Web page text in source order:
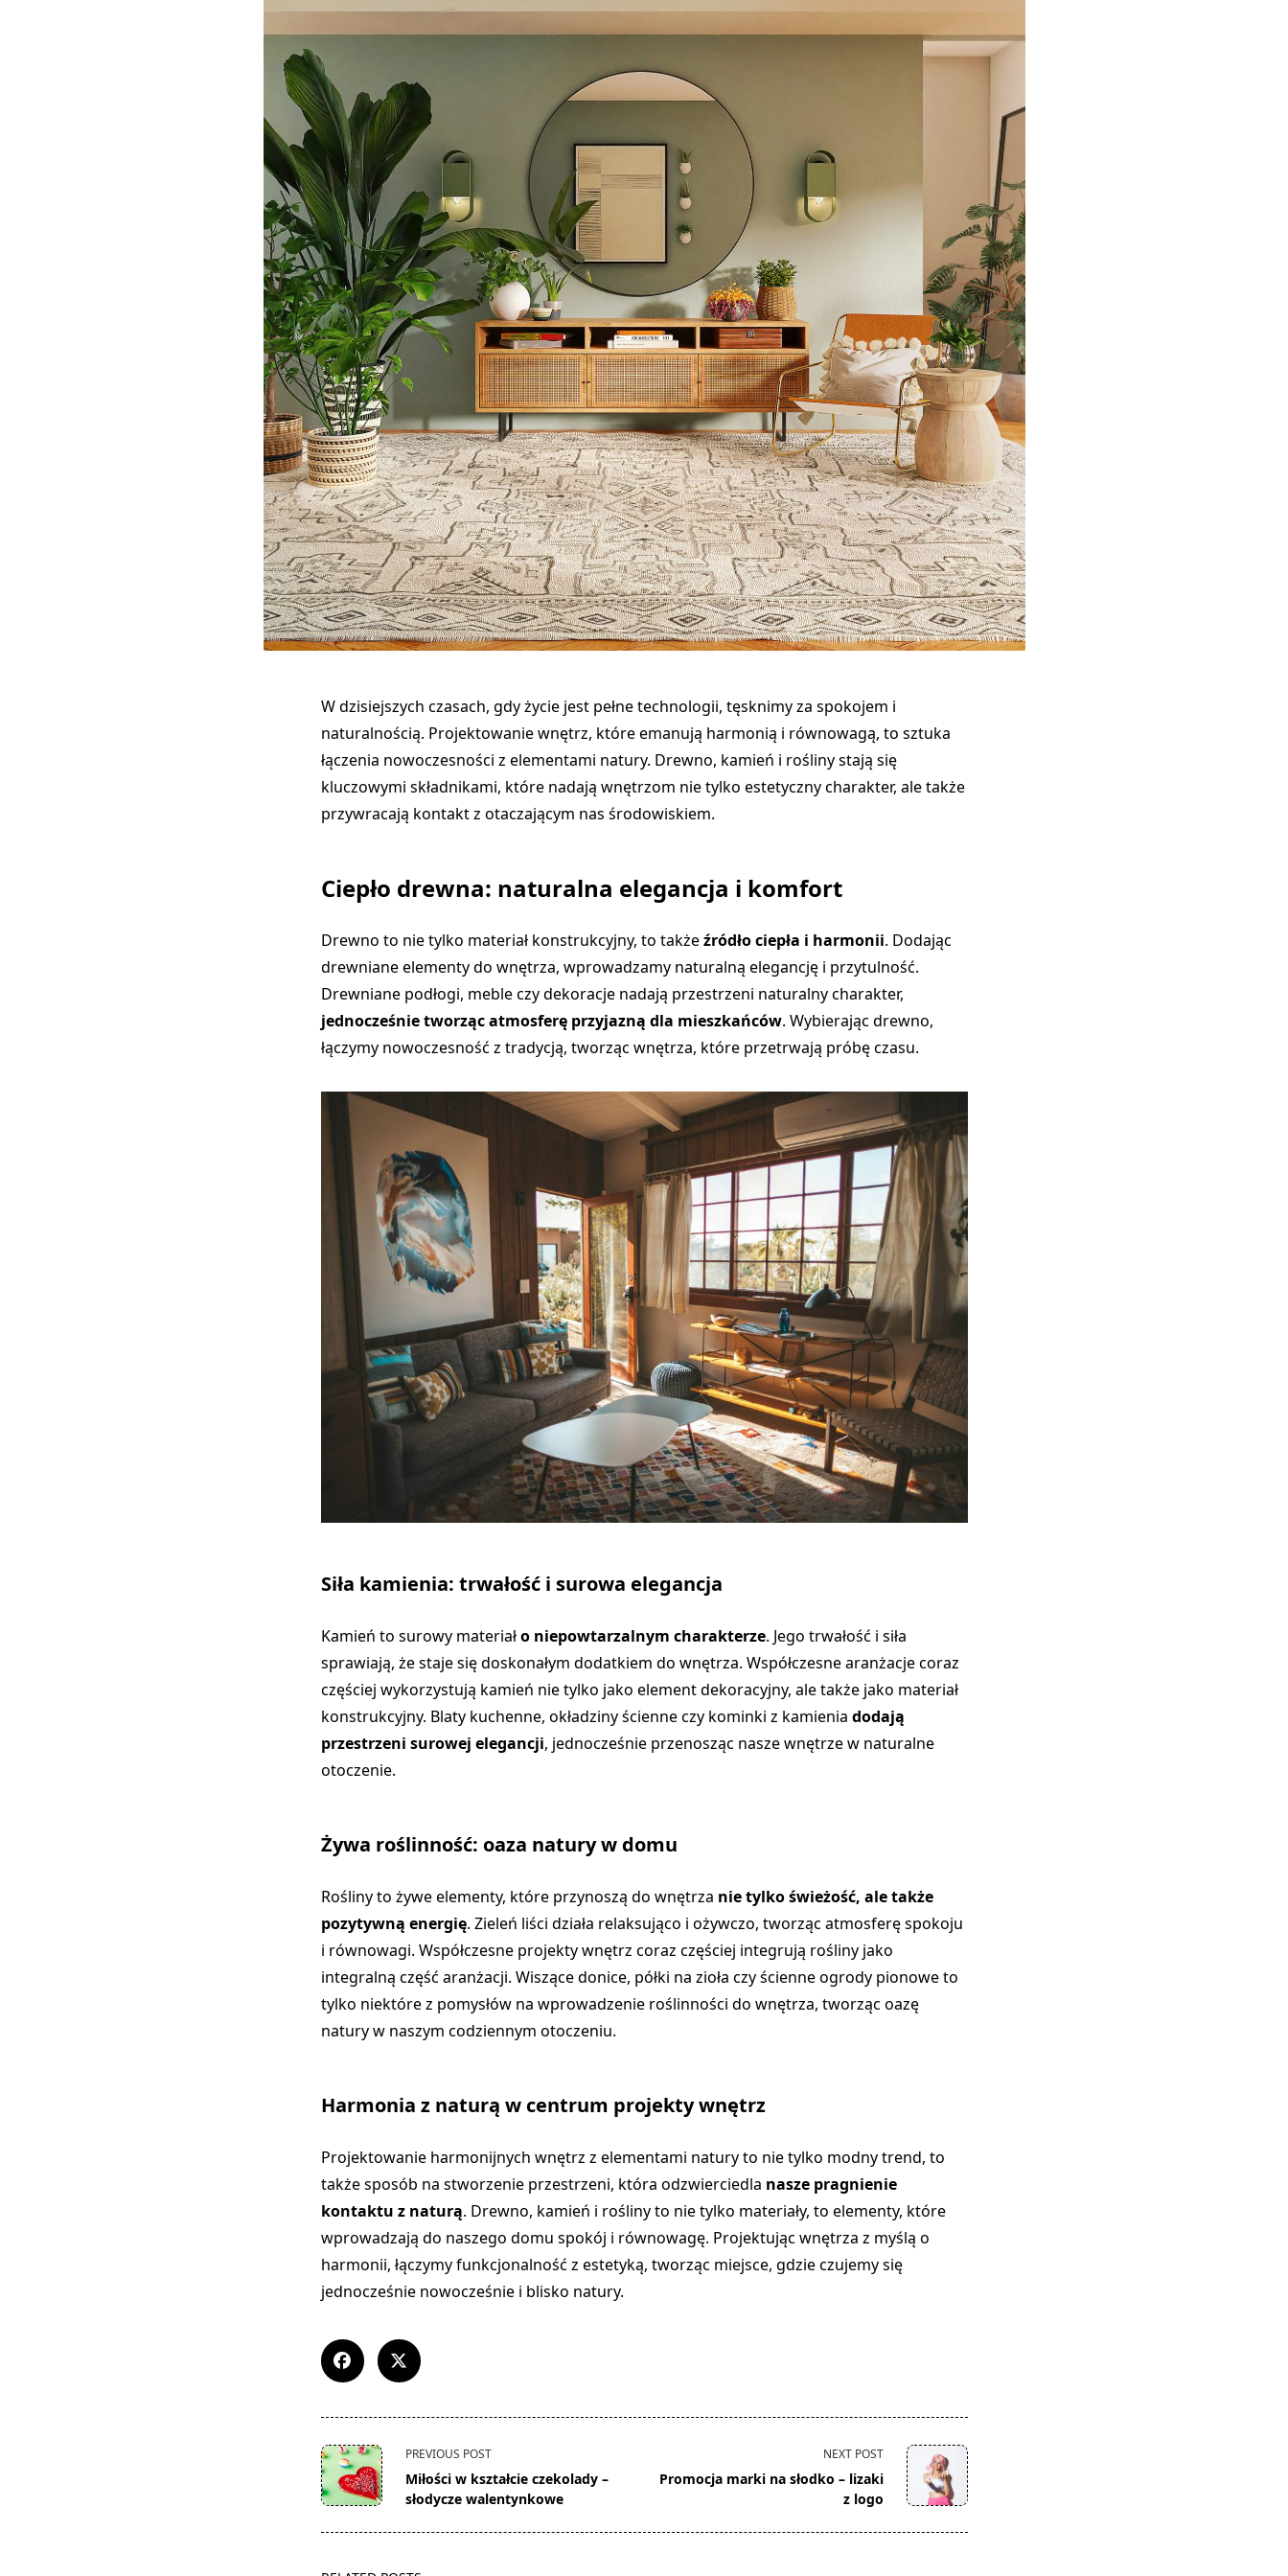
W dzisiejszych czasach, gdy życie jest pełne technologii, tęsknimy za spokojem i
naturalnością. Projektowanie wnętrz, które emanują harmonią i równowagą, to sztuka
łączenia nowoczesności z elementami natury. Drewno, kamień i rośliny stają się
kluczowymi składnikami, które nadają wnętrzom nie tylko estetyczny charakter, ale także
przywracają kontakt z otaczającym nas środowiskiem.
Ciepło drewna: naturalna elegancja i komfort
Drewno to nie tylko materiał konstrukcyjny, to takżeźródło ciepła i harmonii. Dodając
drewniane elementy do wnętrza, wprowadzamy naturalną elegancję i przytulność.
Drewniane podłogi, meble czy dekoracje nadają przestrzeni naturalny charakter,
jednocześnie tworząc atmosferę przyjazną dla mieszkańców. Wybierając drewno,
łączymy nowoczesność z tradycją, tworząc wnętrza, które przetrwają próbę czasu.
Siła kamienia: trwałość i surowa elegancja
Kamień to surowy materiało niepowtarzalnym charakterze. Jego trwałość i siła
sprawiają, że staje się doskonałym dodatkiem do wnętrza. Współczesne aranżacje coraz
częściej wykorzystują kamień nie tylko jako element dekoracyjny, ale także jako materiał
konstrukcyjny. Blaty kuchenne, okładziny ścienne czy kominki z kamienia dodają
przestrzeni surowej elegancji, jednocześnie przenosząc nasze wnętrze w naturalne
otoczenie.
Żywa roślinność: oaza natury w domu
Rośliny to żywe elementy, które przynoszą do wnętrza nie tylko świeżość, ale także
pozytywną energię. Zieleń liści działa relaksująco i ożywczo, tworząc atmosferę spokoju
i równowagi. Współczesne projekty wnętrz coraz częściej integrują rośliny jako
integralną część aranżacji. Wiszące donice, półki na zioła czy ścienne ogrody pionowe to
tylko niektóre z pomysłów na wprowadzenie roślinności do wnętrza, tworząc oazę
natury w naszym codziennym otoczeniu.
Harmonia z naturą w centrum projekty wnętrz
Projektowanie harmonijnych wnętrz z elementami natury to nie tylko modny trend, to
także sposób na stworzenie przestrzeni, która odzwierciedla nasze pragnienie
kontaktu z naturą. Drewno, kamień i rośliny to nie tylko materiały, to elementy, które
wprowadzają do naszego domu spokój i równowagę. Projektując wnętrza z myślą o
harmonii, łączymy funkcjonalność z estetyką, tworząc miejsce, gdzie czujemy się
jednocześnie nowocześnie i blisko natury.
<span
class="nav-
subtitle
PREVIOUS POST
Miłości w kształcie czekolady –
słodycze walentynkowe
NEXT POST
Promocja marki na słodko – lizaki
z logo